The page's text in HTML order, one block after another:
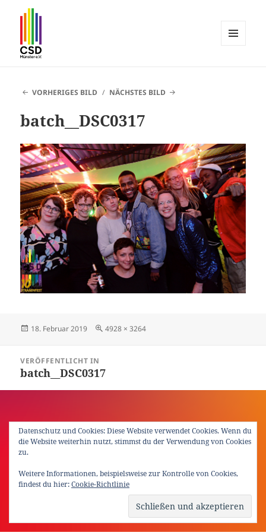
VORHERIGES BILD NÄCHSTES BILD
batch__DSC0317
Veröffentlicht
18. Februar 2019 Originalgröße
4928 × 3264
VERÖFFENTLICHT IN
batch__DSC0317
Datenschutz und Cookies: Diese Website verwendet Cookies. Wenn du
die Website weiterhin nutzt, stimmst du der Verwendung von Cookies
zu.
Weitere Informationen, beispielsweise zur Kontrolle von Cookies,
findest du hier:Cookie-Richtlinie